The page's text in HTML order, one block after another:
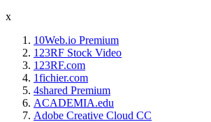
x
10Web.io Premium
123RF Stock Video
123RF.com
1fichier.com
4shared Premium
ACADEMIA.edu
Adobe Creative Cloud CC